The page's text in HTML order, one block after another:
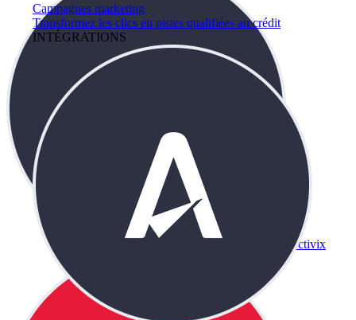
Campagnes marketing
Transformez les clics en pistes qualifiées au crédit
INTÉGRATIONS
Activix